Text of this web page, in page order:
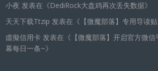
小夜 发表在《DediRock大盘鸡再次丢失数据》
天天下载Ttzip 发表在《 【微魔部落】专用导读贴
虛擬信用卡 发表在《 【微魔部落】开启官方微
幕每日一条~》